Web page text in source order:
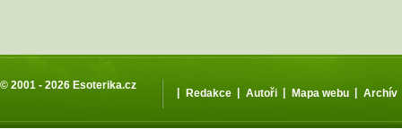
© 2001 - 2026 Esoterika.cz
| Redakce | Autoři | Mapa webu | Archív